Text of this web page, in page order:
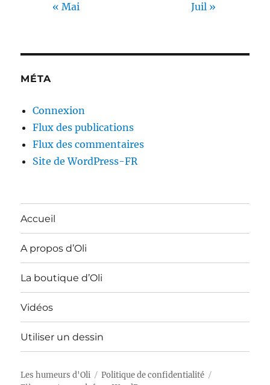
« Mai Juil »
MÉTA
Connexion
Flux des publications
Flux des commentaires
Site de WordPress-FR
Accueil
A propos d’Oli
La boutique d’Oli
Vidéos
Utiliser un dessin
Les humeurs d'Oli
Politique de confidentialité